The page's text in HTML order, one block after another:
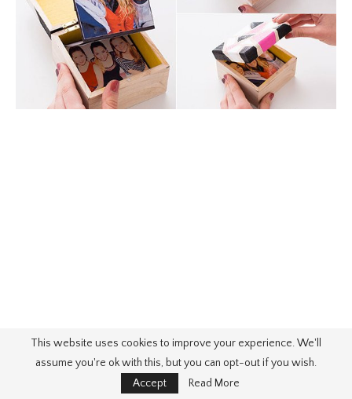
This website uses cookies to improve your experience. We'll
assume you're ok with this, but you can opt-out if you wish.
Accept
Read More